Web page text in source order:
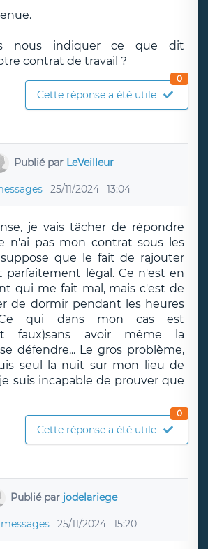
nous indiquer ce que dit
contrat de travail ?
Cette réponse a été utile
0
Publié par LeVeilleur
25/11/2024 13:04
je vais tâcher de répondre
n'ai pas mon contrat sous les
que le fait de rajouter
parfaitement légal. Ce n'est en
qui me fait mal, mais c'est de
de dormir pendant les heures
qui dans mon cas est
faux)sans avoir même la
défendre... Le gros problème,
seul la nuit sur mon lieu de
suis incapable de prouver que
Cette réponse a été utile
0
Publié par jodelariege
messages 25/11/2024 15:20